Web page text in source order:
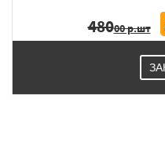
48000 р.шт